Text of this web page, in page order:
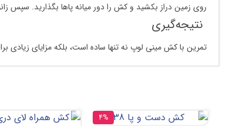
روی زمین دراز بکشید و کش را دور میانه پاها بگذارید. سپس
نتیجه‌گیری
تمرین با کش مینی لوپ نه تنها ساده است، بلکه مزایای زیادی
4%